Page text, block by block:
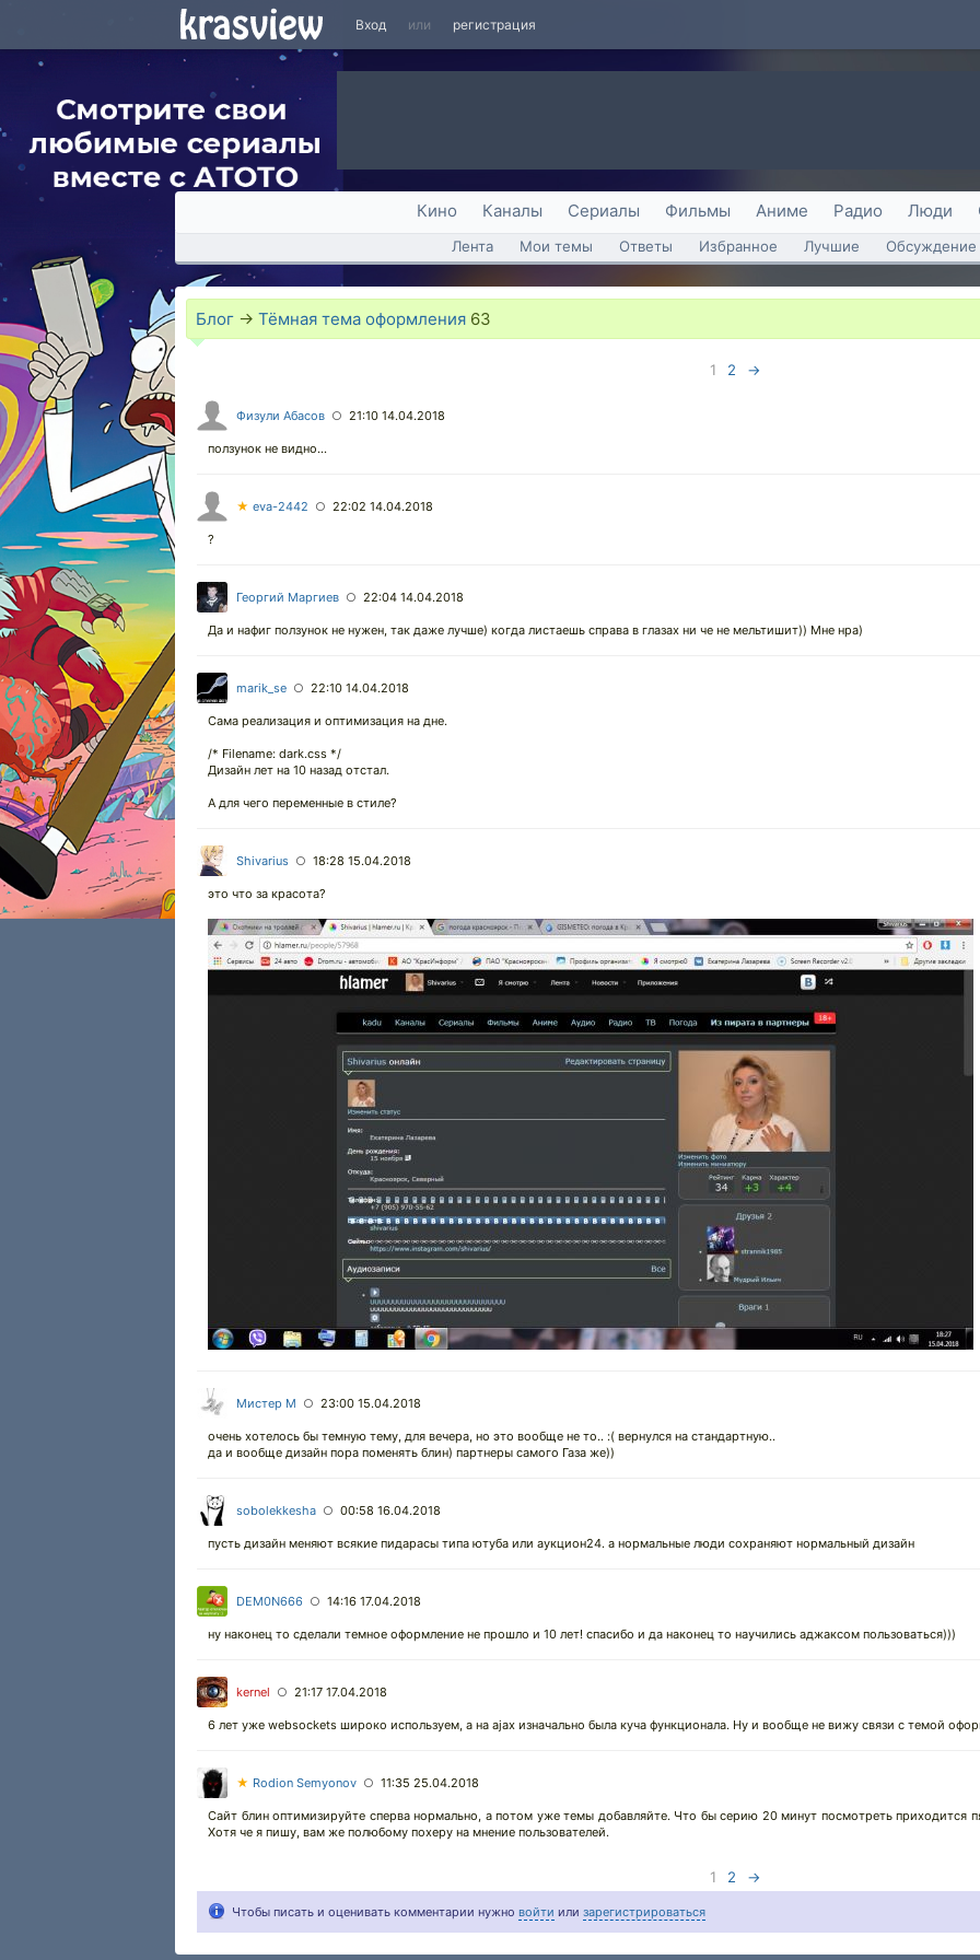
Вход или регистрация
Кино Каналы Сериалы Фильмы Аниме Радио Люди
Лента Мои темы Ответы Избранное Лучшие Обсуждение
Блог → Тёмная тема оформления 63
1 2 →
Физули Абасов ○ 21:10 14.04.2018
ползунок не видно...
★ eva-2442 ○ 22:02 14.04.2018
?
Георгий Маргиев ○ 22:04 14.04.2018
Да и нафиг ползунок не нужен, так даже лучше) когда листаешь справа в глазах ни че не мельтишит)) Мне нра)
marik_se ○ 22:10 14.04.2018
Сама реализация и оптимизация на дне.
/* Filename: dark.css */
Дизайн лет на 10 назад отстал.
А для чего переменные в стиле?
Shivarius ○ 18:28 15.04.2018
это что за красота?
Мистер М ○ 23:00 15.04.2018
очень хотелось бы темную тему, для вечера, но это вообще не то.. :( вернулся на стандартную..
да и вообще дизайн пора поменять блин) партнеры самого Газа же))
sobolekkesha ○ 00:58 16.04.2018
пусть дизайн меняют всякие пидарасы типа ютуба или аукцион24. а нормальные люди сохраняют нормальный дизайн
DEM0N666 ○ 14:16 17.04.2018
ну наконец то сделали темное оформление не прошло и 10 лет! спасибо и да наконец то научились аджаксом пользоваться)))
kernel ○ 21:17 17.04.2018
6 лет уже websockets широко используем, а на ajax изначально была куча функционала. Ну и вообще не вижу связи с темой
★ Rodion Semyonov ○ 11:35 25.04.2018
Сайт блин оптимизируйте сперва нормально, а потом уже темы добавляйте. Что бы серию 20 минут посмотреть приходится
Хотя че я пишу, вам же полюбому похеру на мнение пользователей.
1 2 →
Чтобы писать и оценивать комментарии нужно войти или зарегистрироваться